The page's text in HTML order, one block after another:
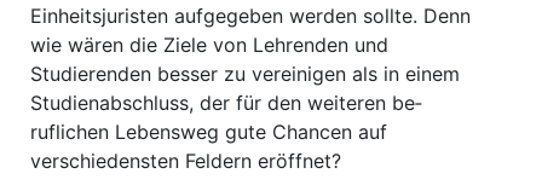
Einheitsjuristen aufgegeben werden sollte. Denn
wie wären die Ziele von Lehrenden und
Studierenden besser zu vereinigen als in einem
Studienabschluss, der für den weiteren be­
ruflichen Lebensweg gute Chancen auf
verschiedensten Feldern eröffnet?